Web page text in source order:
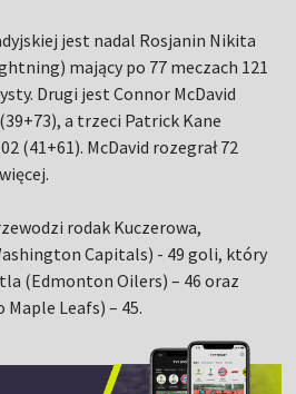
jest nadal Rosjanin Nikita
mający po 77 meczach 121
Drugi jest Connor McDavid
a trzeci Patrick Kane
(41+61). McDavid rozegrał 72
rodak Kuczerowa,
Capitals) - 49 goli, który
(Edmonton Oilers) – 46 oraz
Leafs) – 45.